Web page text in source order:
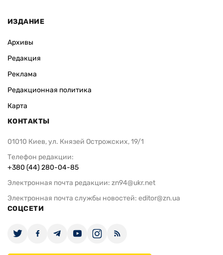
ИЗДАНИЕ
Архивы
Редакция
Реклама
Редакционная политика
Карта
КОНТАКТЫ
01010 Киев, ул. Князей Острожских, 19/1
Телефон редакции:
+380 (44) 280-04-85
Электронная почта редакции: zn94@ukr.net
Электронная почта службы новостей: editor@zn.ua
СОЦСЕТИ